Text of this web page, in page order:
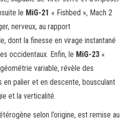
le MiG-21 « Fishbed », Mach 2
nerveux, au rapport
dont la finesse en virage instantané
occidentaux. Enfin, le MiG-23 «
variable, révèle des
en palier et en descente, bousculant
et la verticalité.
selon l’origine, est remise au